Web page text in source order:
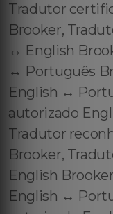
Tradutor
Brooker,
↔️ English
↔️ Português
English ↔️
autorizado
Tradutor
Brooker,
English
English ↔️